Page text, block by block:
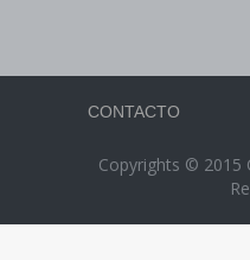
CONTACTO
Copyrights © 2015